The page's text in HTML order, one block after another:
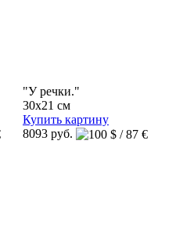
"У речки."
30x21 см
Купить картину
8093 руб.